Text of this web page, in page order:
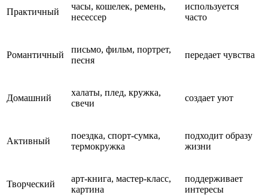
Практичный
часы, кошелек, ремень,
несессер
используется
часто
Романтичный
письмо, фильм, портрет,
песня
передает чувства
Домашний
халаты, плед, кружка,
свечи
создает уют
Активный
поездка, спорт-сумка,
термокружка
подходит образу
жизни
Творческий
арт-книга, мастер-класс,
картина
поддерживает
интересы